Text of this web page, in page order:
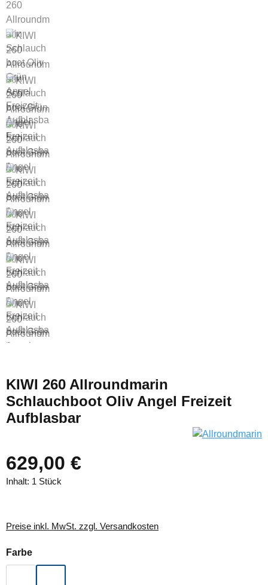
KIWI 260 Allroundmarin
Schlauchboot Oliv Angel Freizeit
Aufblasbar
629,00 €
Inhalt: 1 Stück
Preise inkl. MwSt. zzgl. Versandkosten
Farbeauswählen